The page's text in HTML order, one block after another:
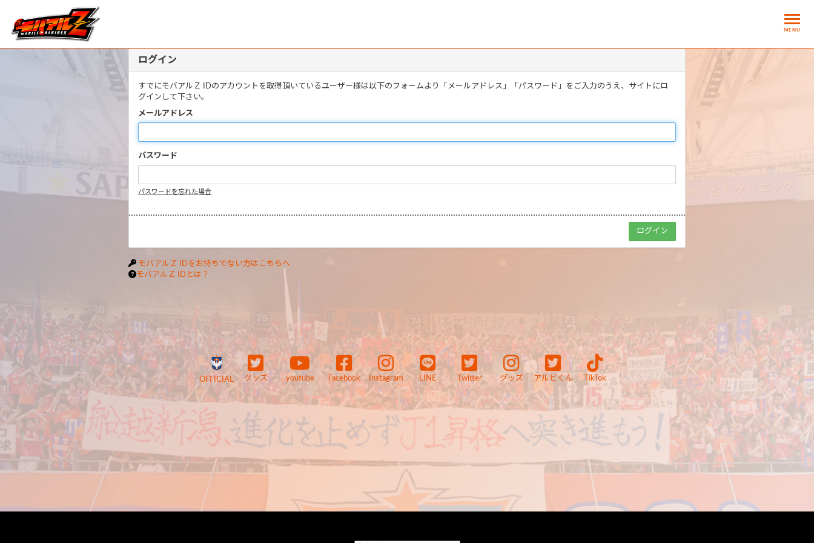
MENU
ログイン
すでにモバアルＺ IDのアカウントを取得頂いているユーザー様は以下のフォームより「メールアドレス」「パスワード」をご入力のうえ、サイトにロ
グインして下さい。
メールアドレス
パスワード
パスワードを忘れた場合
モバアルＺ IDをお持ちでない方はこちらへ
モバアルＺ IDとは？
OFFICIAL グッズ youtube Facebook Instagram LINE Twitter グッズ アルビくん TikTok